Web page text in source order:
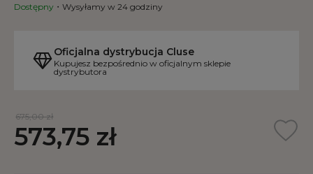
Dostępny Wysyłamy w 24 godziny
Oficjalna dystrybucja Cluse
Kupujesz bezpośrednio w oficjalnym sklepie
dystrybutora
675,00 zł
573,75 zł